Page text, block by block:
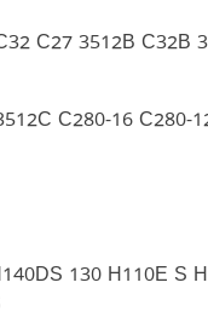
C27 3512B C32B
C280-16 C280-
130 H110E S